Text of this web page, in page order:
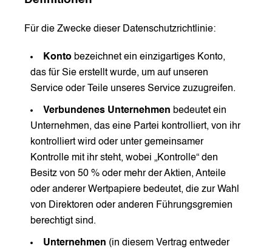
Für die Zwecke dieser Datenschutzrichtlinie:
Konto bezeichnet ein einzigartiges Konto,
das für Sie erstellt wurde, um auf unseren
Service oder Teile unseres Service zuzugreifen.
Verbundenes Unternehmen bedeutet ein
Unternehmen, das eine Partei kontrolliert, von ihr
kontrolliert wird oder unter gemeinsamer
Kontrolle mit ihr steht, wobei „Kontrolle“ den
Besitz von 50 % oder mehr der Aktien, Anteile
oder anderer Wertpapiere bedeutet, die zur Wahl
von Direktoren oder anderen Führungsgremien
berechtigt sind.
Unternehmen (in diesem Vertrag entweder